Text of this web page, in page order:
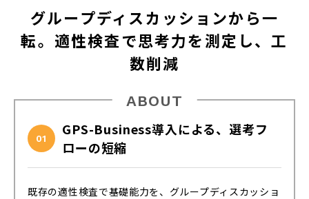
グループディスカッションから一
転。 適性検査で思考力を測定し、工
数削減
ABOUT
01
GPS-Business導入による、選考フ
ローの短縮
既存の適性検査で基礎能力を、グループディスカッショ